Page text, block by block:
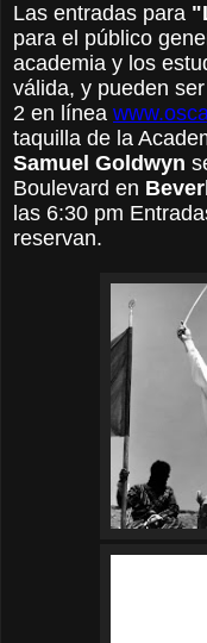
Las entradas para
para el público
academia y los
válida, y pueden
2 en línea
taquilla de la
Samuel Goldwyn
Boulevard en
las 6:30 pm
reservan.